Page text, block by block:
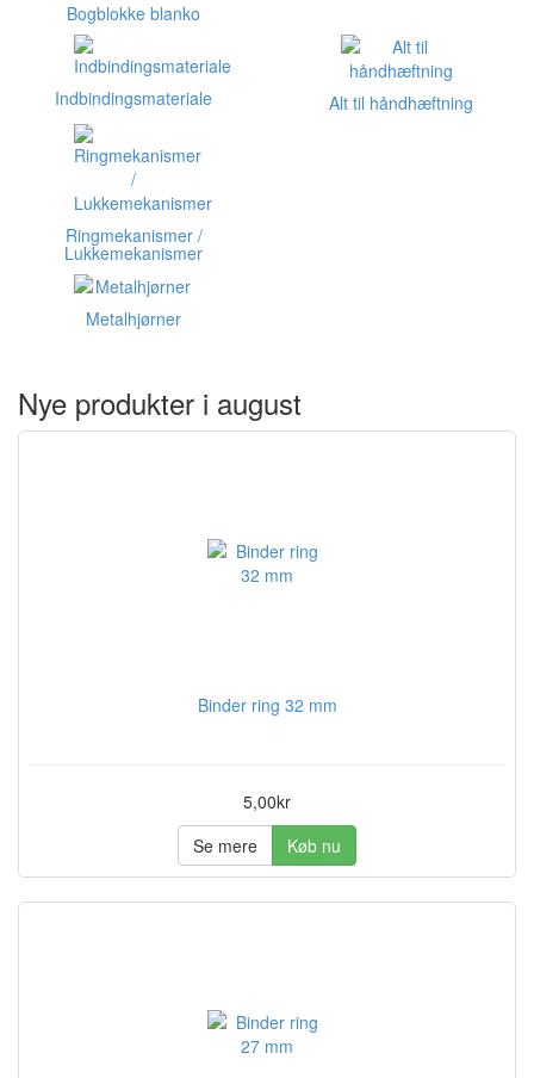
Bogblokke blanko
Indbindingsmateriale Alt til håndhæftning
Ringmekanismer /
Lukkemekanismer
Metalhjørner
Nye produkter i august
Binder ring 32 mm
5,00kr
Se mere
Køb nu